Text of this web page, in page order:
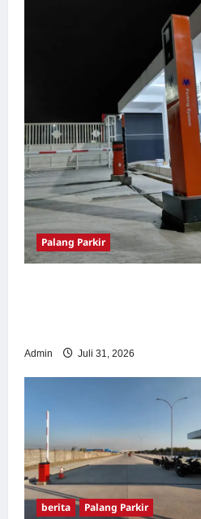
Palang Parkir
Admin Juli 31, 2026
berita Palang Parkir